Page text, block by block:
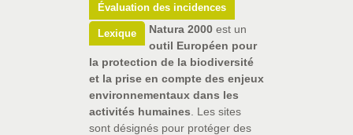
Évaluation des incidences
Lexique Natura 2000 est un
outil Européen pour
la protection de la biodiversité
et la prise en compte des enjeux
environnementaux dans les
activités humaines . Les sites
sont désignés pour protéger des